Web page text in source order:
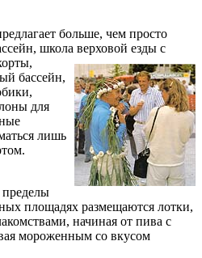
больше, чем просто
школа верховой езды с
бассейн,
для
лишь
пределы
площадях размещаются лотки,
начиная от пива с
мороженным со вкусом